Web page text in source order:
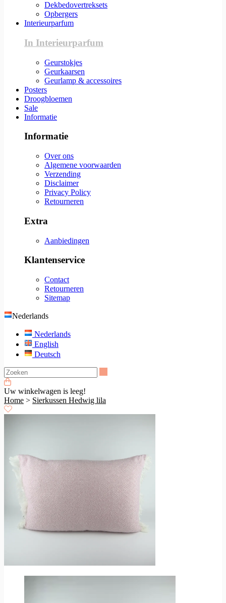
Dekbedovertreksets
Opbergers
Interieurparfum
In Interieurparfum
Geurstokjes
Geurkaarsen
Geurlamp & accessoires
Posters
Droogbloemen
Sale
Informatie
Informatie
Over ons
Algemene voorwaarden
Verzending
Disclaimer
Privacy Policy
Retourneren
Extra
Aanbiedingen
Klantenservice
Contact
Retourneren
Sitemap
Nederlands
Nederlands
English
Deutsch
Uw winkelwagen is leeg!
Home > Sierkussen Hedwig lila